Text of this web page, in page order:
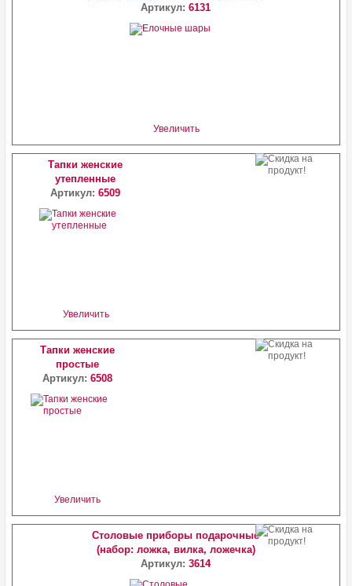
Артикул:6131
Увеличить
Тапки женские
утепленные
Артикул:6509
Увеличить
Тапки женские
простые
Артикул: 6508
Увеличить
Столовые приборы подарочные
(набор: ложка, вилка, ложечка)
Артикул:3614